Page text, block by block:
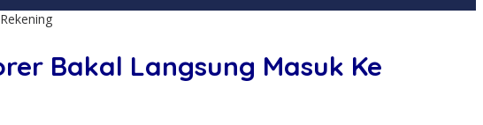
Bakal Langsung Masuk Ke